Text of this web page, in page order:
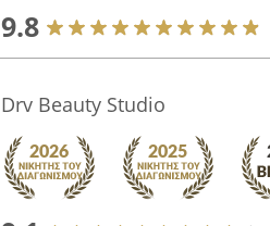
9.8
Drv Beauty Studio